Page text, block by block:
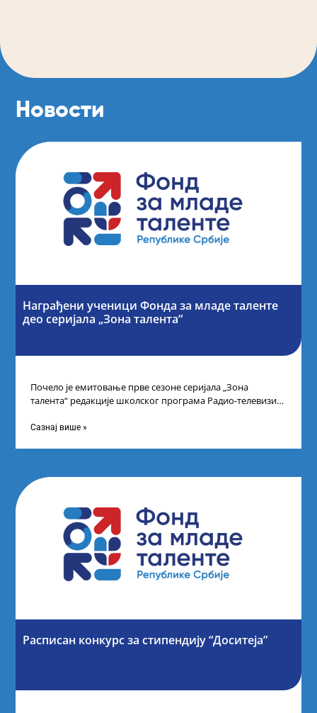
Новости
Награђени ученици Фонда за младе таленте
део серијала „Зона талента“
Почело је емитовање прве сезоне серијала „Зона
талента“ редакције школског програма Радио-телевизије
Сазнај више »
Расписан конкурс за стипендију “Доситеја”